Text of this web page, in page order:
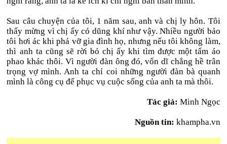
Sau câu chuyện của tôi, 1 năm sau, anh và chị ly hôn. Tôi
thấy mừng vì chị ấy có dũng khí như vậy. Nhiều người bảo
tôi hơi ác khi phá vỡ gia đình họ, nhưng nếu tôi không làm,
thì anh ta cũng sẽ rời bỏ chị ấy khi tìm được một tấm áo
phao khác thôi. Vì người đàn ông đó, vốn dĩ chẳng hề trân
trọng vợ mình. Anh ta chỉ coi những người đàn bà quanh
mình là công cụ để phục vụ cuộc sống của anh ta mà thôi.
Tác giả: Minh Ngọc
Nguồn tin: khampha.vn